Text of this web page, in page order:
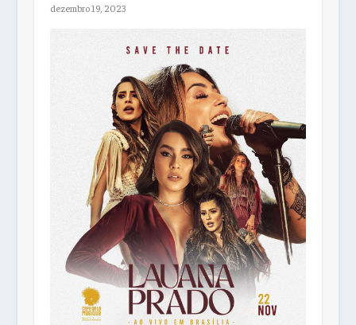
dezembro 19, 2023